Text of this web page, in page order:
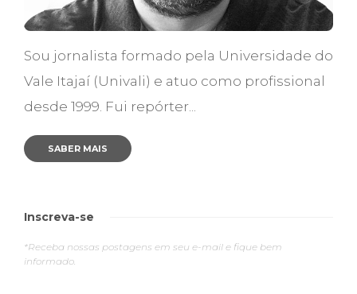
Sou jornalista formado pela Universidade do
Vale Itajaí (Univali) e atuo como profissional
desde 1999. Fui repórter...
SABER MAIS
Inscreva-se
*Receba nossas postagens em seu e-mail e fique bem
informado.